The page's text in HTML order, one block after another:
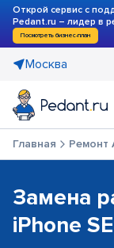
Открой сервис с
Pedant.ru – лидер в
Посмотреть бизнес-план
Москва
Главная Ремонт
Замена
iPhone